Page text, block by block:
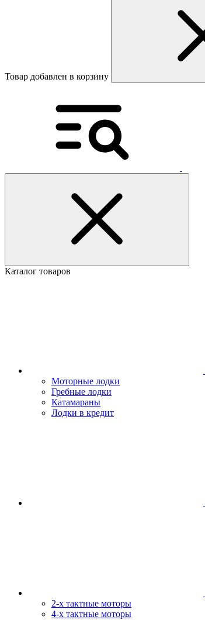
Товар добавлен в корзину
Каталог товаров
Моторные лодки
Гребные лодки
Катамараны
Лодки в кредит
2-х тактные моторы
4-х тактные моторы